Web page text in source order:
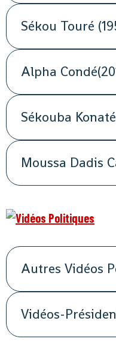
Sékou Touré
Alpha
Sékouba
Moussa Dadis
Autres Vidéos
Vidéos-